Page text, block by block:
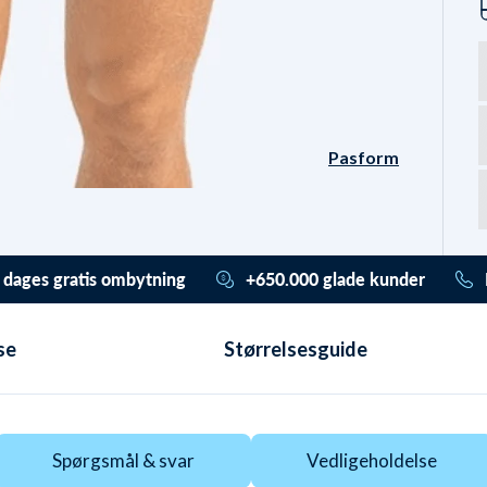
Modellen bærer str.Pasform
gratis ombytning
Og det er
+650.000 glade kunder
og badetøj. De har givet en
Størrelsesguide
Spørgsmål & svar Vedligeholdelse